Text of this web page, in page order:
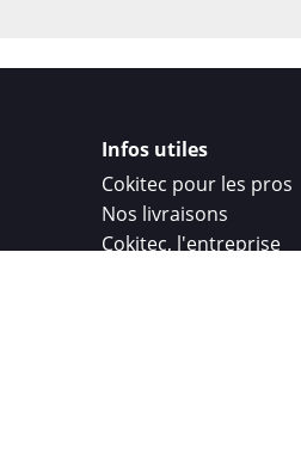
Infos utiles
Cokitec pour les pros
Nos livraisons
Cokitec, l'entreprise